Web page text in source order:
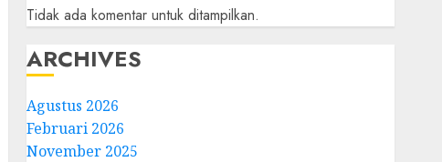
Tidak ada komentar untuk ditampilkan.
ARCHIVES
Agustus 2026
Februari 2026
November 2025